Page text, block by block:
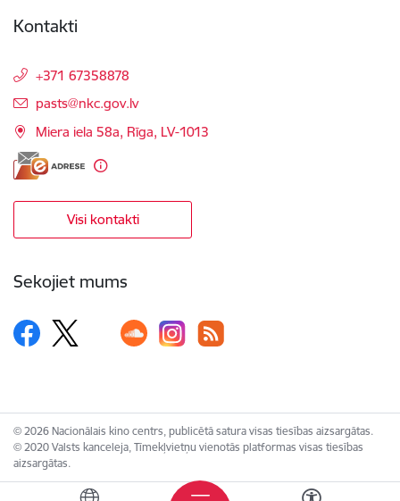
Kontakti
+371 67358878
E-pasts:
pasts@nkc.gov.lv
Miera iela 58a, Rīga, LV-1013
Visi kontakti
Sekojiet mums
© 2026 Nacionālais kino centrs, publicētā satura visas tiesības aizsargātas.
© 2020 Valsts kanceleja, Tīmekļvietņu vienotās platformas visas tiesības
aizsargātas.